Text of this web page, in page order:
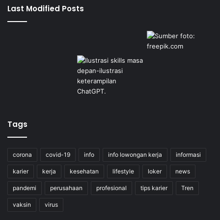
Last Modified Posts
Tags
corona covid-19 info info lowongan kerja informasi
karier kerja kesehatan lifestyle loker news
pandemi perusahaan profesional tips karier Tren
vaksin virus